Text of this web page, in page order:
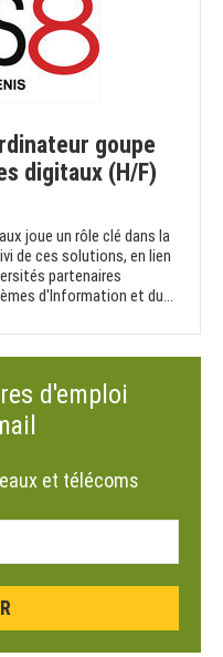
goupe
digitaux (H/F)
joue un rôle clé dans la
de ces solutions, en lien
partenaires
d'Information et du...
d'emploi
et télécoms